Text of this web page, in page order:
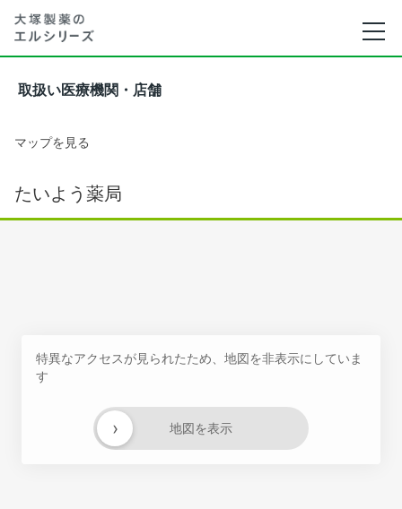
取扱い医療機関・店舗
マップを見る
たいよう薬局
特異なアクセスが見られたため、地図を非表示にしていま
す
地図を表示
›